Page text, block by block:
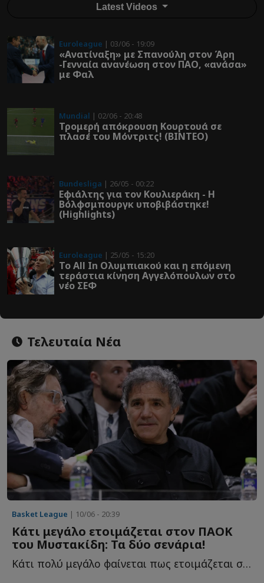
Latest Videos
Euroleague | 03/06 - 19:09
«Ανατίναξη» με Σπανούλη στον Άρη
-Γενναία ανανέωση στον ΠΑΟ, «ανάσα»
με Φαλ
Mundial | 02/06 - 20:48
Τρομερή απόκρουση Κουρτουά σε
πλασέ του Μόντριτς! (ΒΙΝΤΕΟ)
Bundesliga | 26/05 - 00:22
Εφιάλτης για τον Κουλιεράκη - Η
Βόλφσμπουργκ υποβιβάστηκε!
(Highlights)
Euroleague | 25/05 - 15:20
Το All In Ολυμπιακού και η επόμενη
τεράστια κίνηση Αγγελόπουλων στο
νέο ΣΕΦ
Τελευταία Νέα
Basket League | 10/06 - 20:39
Κάτι μεγάλο ετοιμάζεται στον ΠΑΟΚ
του Μυστακίδη: Τα δύο σενάρια!
Κάτι πολύ μεγάλο φαίνεται πως ετοιμάζεται στον ΠΑΟΚ τ...